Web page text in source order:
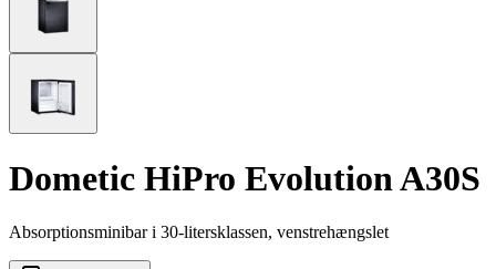
Dometic HiPro Evolution A30S
Absorptionsminibar i 30-litersklassen, venstrehængslet